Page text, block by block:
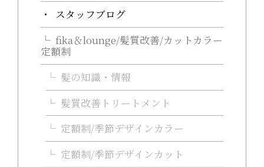
スタッフブログ
fika＆lounge/髪質改善/カットカラー
定額制
髪の知識・情報
髪質改善トリートメント
定額制/季節デザインカラー
定額制/季節デザインカット